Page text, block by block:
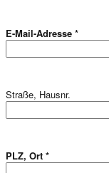
E-Mail-Adresse *
Straße, Hausnr.
PLZ, Ort *